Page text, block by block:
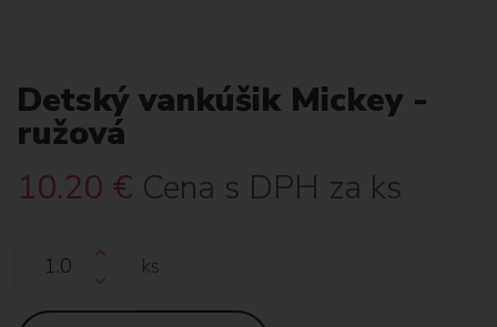
Detský vankúšik Mickey -
ružová
10.20 € Cena s DPH za ks
ks